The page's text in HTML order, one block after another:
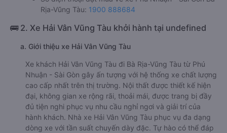
Rịa-Vũng Tàu: 1900 888684
🚌 2. Xe Hải Vân Vũng Tàu khởi hành tại undefined
a. Giới thiệu xe Hải Vân Vũng Tàu
Xe khách Hải Vân Vũng Tàu đi Bà Rịa-Vũng Tàu từ Phú
Nhuận - Sài Gòn gây ấn tượng với hệ thống xe chất lượng
cao cấp nhất trên thị trường. Nội thất được thiết kế hiện
đại, không gian xe rộng rãi, thoải mái, được trang bị đầy
đủ tiện nghi phục vụ nhu cầu nghỉ ngơi và giải trí của
hành khách. Nhà xe Hải Vân Vũng Tàu phục vụ đa dạng
dòng xe với tần suất chuyến dày đặc. Tự hào có thể đáp